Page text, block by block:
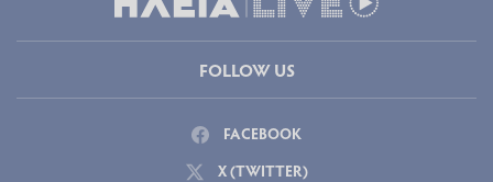
FOLLOW US
FACEBOOK
X (TWITTER)